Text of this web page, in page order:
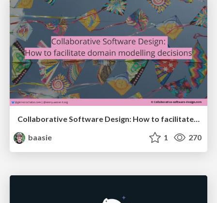
baasie
1 270